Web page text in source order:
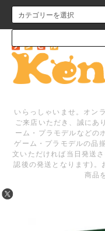
いらっしゃいませ。オン
ご来店いただき、誠にあ
ーム・プラモデルなどの
ゲーム・プラモデルの品
文いただければ当日発送
認後の発送となります)。
商品